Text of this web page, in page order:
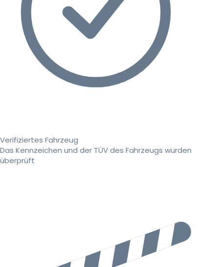
Verifiziertes Fahrzeug
Das Kennzeichen und der TÜV des Fahrzeugs wurden
überprüft